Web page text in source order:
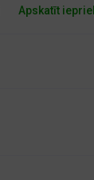
Apskatīt